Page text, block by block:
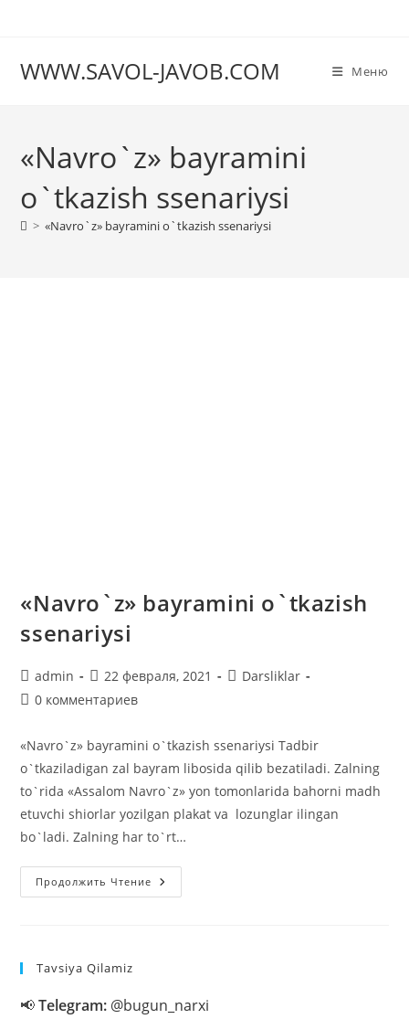
WWW.SAVOL-JAVOB.COM Меню
«Navro`z» bayramini
o`tkazish ssenariysi
> «Navro`z» bayramini o`tkazish ssenariysi
«Navro`z» bayramini o`tkazish
ssenariysi
Автор
записи:
admin
Запись
опубликована:
22 февраля, 2021
Рубрика
Darsliklar
Комментарии
0 комментариев
«Navro`z» bayramini o`tkazish ssenariysi Tadbir
o`tkaziladigan zal bayram libosida qilib bezatiladi. Zalning
to`rida «Assalom Navro`z» yon tomonlarida bahorni madh
etuvchi shiorlar yozilgan plakat va lozunglar ilingan
bo`ladi. Zalning har to`rt…
Продолжить Чтение «Navro`z»
Bayramini
Tavsiya Qilamiz
📢Telegram: @bugun_narxi